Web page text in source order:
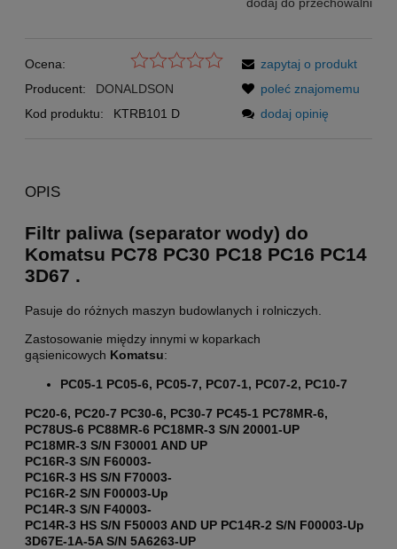
Ocena:
Producent:
DONALDSON
Kod produktu:
KTRB101 D
zapytaj o produkt
poleć znajomemu
dodaj opinię
OPIS
Filtr paliwa (separator wody) do
Komatsu PC78 PC30 PC18 PC16 PC14
3D67 .
Pasuje do różnych maszyn budowlanych i rolniczych.
Zastosowanie między innymi w koparkach
gąsienicowych Komatsu:
PC05-1 PC05-6, PC05-7, PC07-1, PC07-2, PC10-7
PC20-6, PC20-7 PC30-6, PC30-7 PC45-1 PC78MR-6,
PC78US-6 PC88MR-6 PC18MR-3 S/N 20001-UP
PC18MR-3 S/N F30001 AND UP
PC16R-3 S/N F60003-
PC16R-3 HS S/N F70003-
PC16R-2 S/N F00003-Up
PC14R-3 S/N F40003-
PC14R-3 HS S/N F50003 AND UP PC14R-2 S/N F00003-Up
3D67E-1A-5A S/N 5A6263-UP